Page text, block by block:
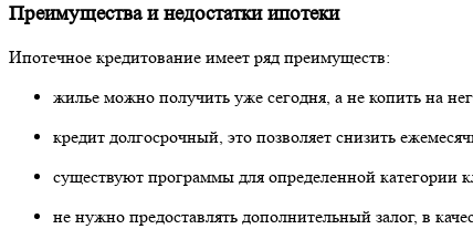
Преимущества и недостатки ипотеки
Ипотечное кредитование имеет ряд преимуществ:
жилье можно получить уже сегодня, а не копить на
кредит долгосрочный, это позволяет снизить
существуют программы для определенной
не нужно предоставлять дополнительный залог, в